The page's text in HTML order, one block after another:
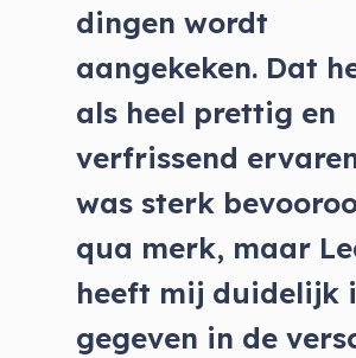
dingen wordt
aangekeken. Dat
als heel prettig en
verfrissend
was sterk
qua merk, maar
heeft mij duidelijk
gegeven in de